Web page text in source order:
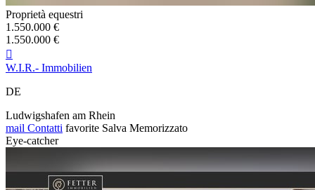
Proprietà equestri
1.550.000 €
1.550.000 €

W.I.R.- Immobilien
DE
Ludwigshafen am Rhein
mail Contatti favorite Salva Memorizzato
Eye-catcher